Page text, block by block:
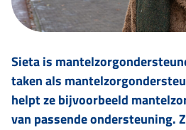
Sieta is
taken als
helpt ze bijvoorbeeld
van passende ondersteuning.